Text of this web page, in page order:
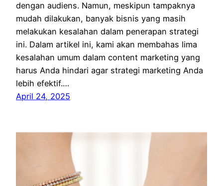
dengan audiens. Namun, meskipun tampaknya
mudah dilakukan, banyak bisnis yang masih
melakukan kesalahan dalam penerapan strategi
ini. Dalam artikel ini, kami akan membahas lima
kesalahan umum dalam content marketing yang
harus Anda hindari agar strategi marketing Anda
lebih efektif.…
April 24, 2025